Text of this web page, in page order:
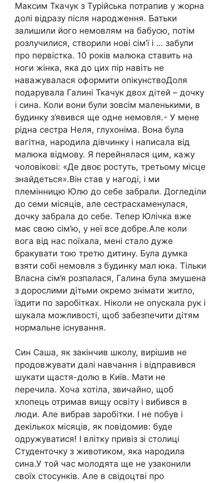
Максим Ткачук з Турійська потрапив у жорна
долі відразу після народження. Батьки
залишили його немовлям на бабусю, потім
розлучилися, створили нові сім’ї і … забули
про первістка. 10 років малюка ставить на
ноги жінка, яка до цих пір навіть не
наважувалася оформити опікунствоДоля
подарувала Галині Ткачук двох дітей – дочку
і сина. Коли вони були зовсім маленькими, в
будинку з’явився ще одне немовля.- У мене
рідна сестра Неля, глухоніма. Вона була
вагітна, народила дівчинку і написала від
малюка відмову. Я перейнялася цим, кажу
чоловікові: «Де двоє ростуть, третьому місце
знайдеться».Він став у нагоді, і ми
племінницю Юлю до себе забрали. Догледіли
до семи місяців, але сестрасхаменулася,
дочку забрала до себе. Тепер Юлічка вже
має свою сім’ю, у неї все добре.Але коли
вога від нас поїхала, мені стало дуже
бракувати тою третю дитину. Була думка
взяти собі немовля з будинку мал юка. Тільки
Власна сім’я розпалася, Галина була змушена
з дорослими дітьми окремо знімати житло,
їздити по заробітках. Ніколи не опускала рук і
шукала можливості, щоб забезпечити дітям
нормальне існування.
Син Саша, як закінчив школу, вирішив не
продовжувати далі навчання і відправився
шукати щастя-долю в Київ. Мати не
перечила. Хоча хотіла, звичайно, щоб
хлопець отримав вищу освіту і вибився в
люди. Але вибрав заробітки. І не побув і
декількох місяців, як повідомив: буде
одружуватися! І влітку привіз зі столиці
Студенточку з животиком, яка народила
сина.У той час молодята ще не узаконили
своїх стосунків. Але в свідоцтві про